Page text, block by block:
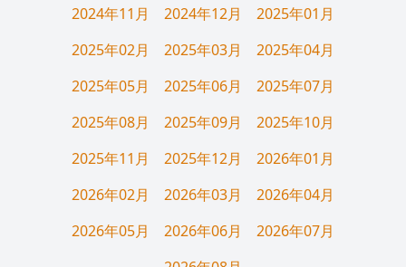
2024年11月
2024年12月
2025年01月
2025年02月
2025年03月
2025年04月
2025年05月
2025年06月
2025年07月
2025年08月
2025年09月
2025年10月
2025年11月
2025年12月
2026年01月
2026年02月
2026年03月
2026年04月
2026年05月
2026年06月
2026年07月